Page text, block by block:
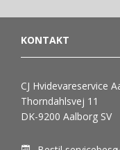
KONTAKT
CJ Hvidevareservice
Thorndahlsvej 11
DK-9200 Aalborg SV